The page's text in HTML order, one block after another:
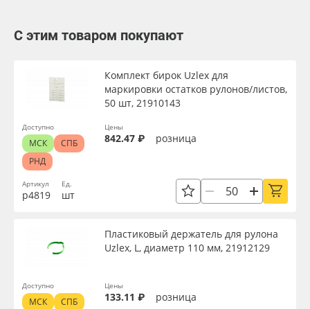
С этим товаром покупают
Артикул
р4819
Комплект бирок Uzlex для
маркировки остатков рулонов/листов,
50 шт, 21910143
Ед.
шт
Цены
842.47 ₽ розница
Доступно
МСК
СПБ
РНД
Пластиковый держатель для рулона
Uzlex, L, диаметр 110 мм, 21912129
Цены
133.11 ₽ розница
Доступно
МСК
СПБ